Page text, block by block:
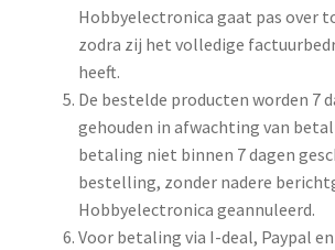
Hobbyelectronica gaat pas over
zodra zij het volledige
heeft.
De bestelde producten worden 7
gehouden in afwachting van
betaling niet binnen 7 dagen
bestelling, zonder nadere
Hobbyelectronica geannuleerd.
Voor betaling via I-deal, Paypal